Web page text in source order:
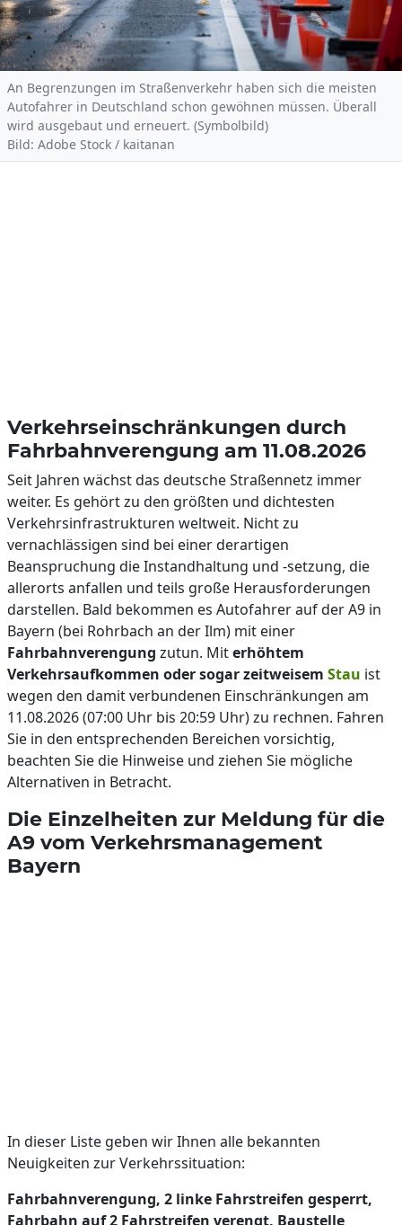
An Begrenzungen im Straßenverkehr haben sich die meisten
Autofahrer in Deutschland schon gewöhnen müssen. Überall
wird ausgebaut und erneuert. (Symbolbild)
Bild: Adobe Stock / kaitanan
Verkehrseinschränkungen durch
Fahrbahnverengung am 11.08.2026
Seit Jahren wächst das deutsche Straßennetz immer
weiter. Es gehört zu den größten und dichtesten
Verkehrsinfrastrukturen weltweit. Nicht zu
vernachlässigen sind bei einer derartigen
Beanspruchung die Instandhaltung und -setzung, die
allerorts anfallen und teils große Herausforderungen
darstellen. Bald bekommen es Autofahrer auf der A9 in
Bayern (bei Rohrbach an der Ilm) mit einer
Fahrbahnverengung zutun. Miterhöhtem
Verkehrsaufkommen oder sogar zeitweisem Stau ist
wegen den damit verbundenen Einschränkungen am
11.08.2026 (07:00 Uhr bis 20:59 Uhr) zu rechnen. Fahren
Sie in den entsprechenden Bereichen vorsichtig,
beachten Sie die Hinweise und ziehen Sie mögliche
Alternativen in Betracht.
Die Einzelheiten zur Meldung für die
A9 vom Verkehrsmanagement
Bayern
In dieser Liste geben wir Ihnen alle bekannten
Neuigkeiten zur Verkehrssituation:
Fahrbahnverengung, 2 linke Fahrstreifen gesperrt,
Fahrbahn auf 2 Fahrstreifen verengt, Baustelle